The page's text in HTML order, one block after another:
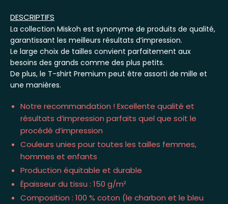
DESCRIPTIFS
La collection Miskoh est synonyme de produits de qualité,
garantissant les meilleurs résultats d’impression.
Le large choix de tailles convient parfaitement aux
besoins des grands comme des plus petits.
De plus, le T-shirt Premium peut être assorti de mille et
une manières.
Notre recommandation ! Excellente qualité et
résultats d’impression parfaits quel que soit le
procédé d’impression
Couleurs unies pour toutes les tailles femmes,
hommes et enfants
Production équitable et durable
Épaisseur du tissu : 150 g/m²
Composition : 100 % coton (le charbon et le bleu